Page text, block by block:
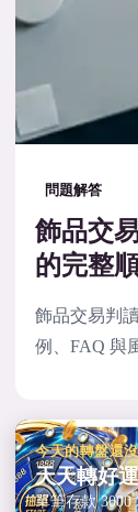
問題解答
飾品交
的完整
飾品交易判
例、FAQ 與
今天的轉盤還
天天轉好
單筆存款 3000